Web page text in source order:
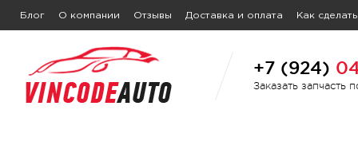
Блог О компании Отзывы Доставка и оплата Как
+7 (924)
Заказать запчасть